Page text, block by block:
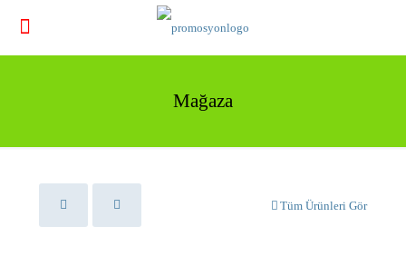
Mağaza
Tüm Ürünleri Gör